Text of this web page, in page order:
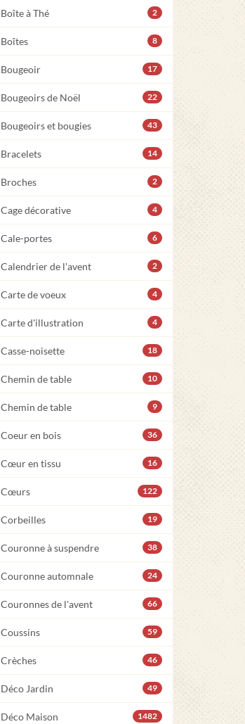
Boîte à Thé 2
Boîtes 8
Bougeoir 17
Bougeoirs de Noël 22
Bougeoirs et bougies 43
Bracelets 14
Broches 2
Cage décorative 4
Cale-portes 6
Calendrier de l'avent 2
Carte de voeux 4
Carte d'illustration 4
Casse-noisette 18
Chemin de table 10
Chemin de table 9
Coeur en bois 36
Cœur en tissu 16
Cœurs 122
Corbeilles 19
Couronne à suspendre 38
Couronne automnale 24
Couronnes de l'avent 66
Coussins 59
Crèches 46
Déco Jardin 49
Déco Maison 1482